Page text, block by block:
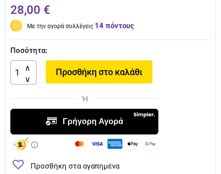
28,00 €
Με την αγορά συλλέγεις 14 πόντους
Ποσότητα:
Προσθήκη στο καλάθι
Προσθήκη στα αγαπημένα